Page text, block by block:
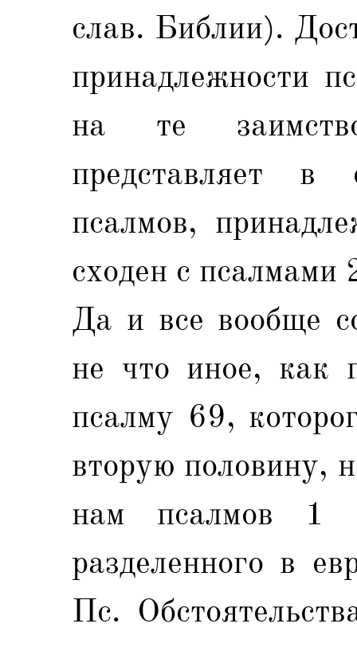
слав. Библии).
принадлежности
на те
представляет в
псалмов,
сходен с
Да и все вообще
не что иное, как
псалму 69,
вторую половину,
нам псалмов
разделенного в
Пс.